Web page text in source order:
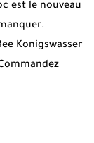
est le nouveau
Konigswasser
livraison